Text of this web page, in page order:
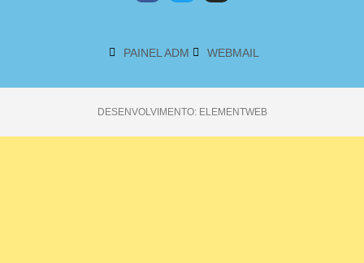
PAINEL ADM WEBMAIL
DESENVOLVIMENTO: ELEMENTWEB